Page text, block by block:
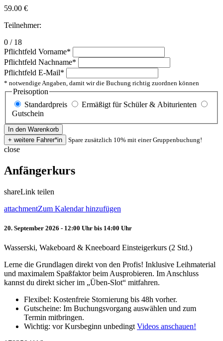
59.00 €
Teilnehmer:
0 / 18
Pflichtfeld Vorname*
Pflichtfeld Nachname*
Pflichtfeld E-Mail*
* notwendige Angaben, damit wir die Buchung richtig zuordnen können
Preisoption
Standardpreis
Ermäßigt für Schüler & Abiturienten
Gutschein
Spare zusätzlich 10% mit einer Gruppenbuchung!
close
Anfängerkurs
shareLink teilen
attachmentZum Kalendar hinzufügen
20. September 2026 - 12:00 Uhr bis 14:00 Uhr
Wasserski, Wakeboard & Kneeboard Einsteigerkurs (2 Std.)
Lerne die Grundlagen direkt von den Profis! Inklusive Leihmaterial
und maximalem Spaßfaktor beim Ausprobieren. Im Anschluss
kannst du direkt sicher im „Üben-Slot“ mitfahren.
Flexibel: Kostenfreie Stornierung bis 48h vorher.
Gutscheine: Im Buchungsvorgang auswählen und zum
Termin mitbringen.
Wichtig: vor Kursbeginn unbedingt Videos anschauen!